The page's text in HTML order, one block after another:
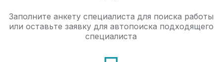
Заполните анкету специалиста для поиска работы
или оставьте заявку для автопоиска подходящего
специалиста